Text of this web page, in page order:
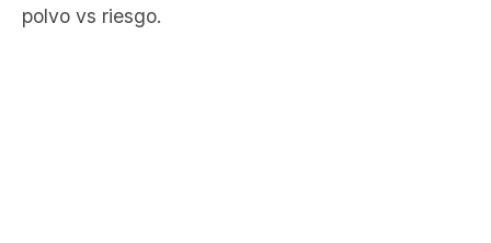
polvo vs riesgo.